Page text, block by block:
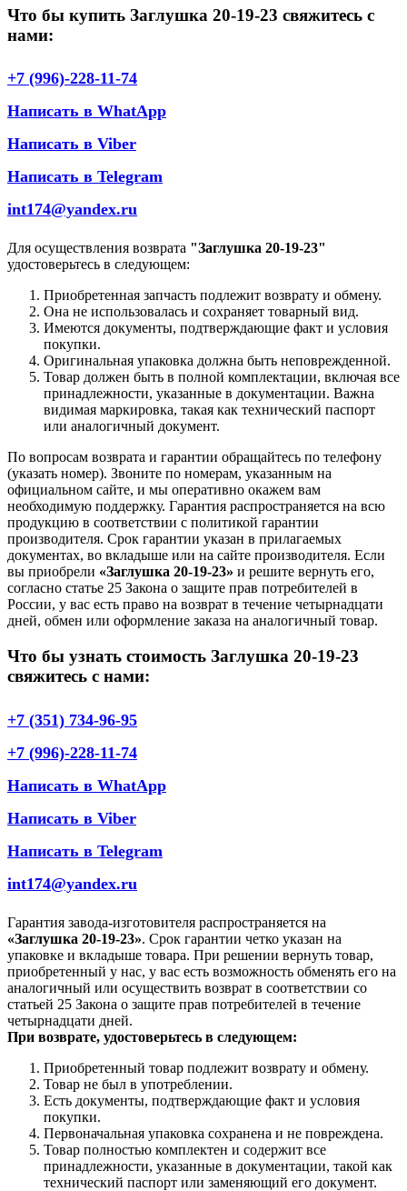
Что бы купить Заглушка 20-19-23 свяжитесь с
нами:
+7 (996)-228-11-74
Написать в WhatApp
Написать в Viber
Написать в Telegram
int174@yandex.ru
Для осуществления возврата "Заглушка 20-19-23"
удостоверьтесь в следующем:
Приобретенная запчасть подлежит возврату и обмену.
Она не использовалась и сохраняет товарный вид.
Имеются документы, подтверждающие факт и условия
покупки.
Оригинальная упаковка должна быть неповрежденной.
Товар должен быть в полной комплектации, включая все
принадлежности, указанные в документации. Важна
видимая маркировка, такая как технический паспорт
или аналогичный документ.
По вопросам возврата и гарантии обращайтесь по телефону
(указать номер). Звоните по номерам, указанным на
официальном сайте, и мы оперативно окажем вам
необходимую поддержку. Гарантия распространяется на всю
продукцию в соответствии с политикой гарантии
производителя. Срок гарантии указан в прилагаемых
документах, во вкладыше или на сайте производителя. Если
вы приобрели «Заглушка 20-19-23» и решите вернуть его,
согласно статье 25 Закона о защите прав потребителей в
России, у вас есть право на возврат в течение четырнадцати
дней, обмен или оформление заказа на аналогичный товар.
Что бы узнать стоимость Заглушка 20-19-23
свяжитесь с нами:
+7 (351) 734-96-95
+7 (996)-228-11-74
Написать в WhatApp
Написать в Viber
Написать в Telegram
int174@yandex.ru
Гарантия завода-изготовителя распространяется на
«Заглушка 20-19-23». Срок гарантии четко указан на
упаковке и вкладыше товара. При решении вернуть товар,
приобретенный у нас, у вас есть возможность обменять его на
аналогичный или осуществить возврат в соответствии со
статьей 25 Закона о защите прав потребителей в течение
четырнадцати дней.
При возврате, удостоверьтесь в следующем:
Приобретенный товар подлежит возврату и обмену.
Товар не был в употреблении.
Есть документы, подтверждающие факт и условия
покупки.
Первоначальная упаковка сохранена и не повреждена.
Товар полностью комплектен и содержит все
принадлежности, указанные в документации, такой как
технический паспорт или заменяющий его документ.